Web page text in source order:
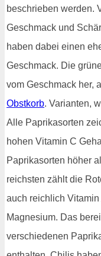
beschrieben werden.
Geschmack und
haben dabei einen
Geschmack. Die
vom Geschmack her,
Obstkorb. Varianten,
Alle Paprikasorten
hohen Vitamin C
Paprikasorten höher
reichsten zählt die
auch reichlich
Magnesium. Das
verschiedenen